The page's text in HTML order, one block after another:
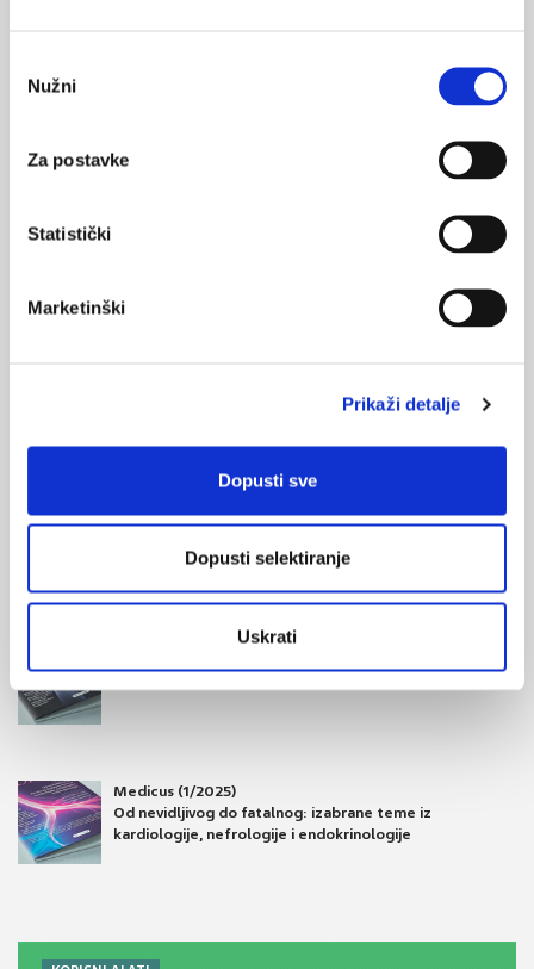
pristanka
Nužni
Za postavke
Statistički
Marketinški
Prikaži detalje
Dopusti sve
Dopusti selektiranje
Uskrati
kolhicin.
Darivanje bubrega i rizik za razvoj gihta
Darivanje bubrega dugoročno dovodi do blagog porasta rizika
Medicus (1/2026)
Muško zdravlje
Medicus (1/2025)
Od nevidljivog do fatalnog: izabrane teme iz
kardiologije, nefrologije i endokrinologije